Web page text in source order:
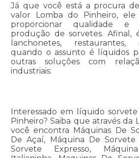
Já que você está a procura
valor Lomba do Pinheiro, ele
proporcionar qualidade e
produção de sorvetes. Afinal,
lanchonetes,
quando o assunto é líquidos
outras soluções com
industriais:
Interessado em líquido
Pinheiro? Saiba que através da
você encontra Máquinas De
De Açaí, Máquina De Sorvete
Sorvete Expresso,